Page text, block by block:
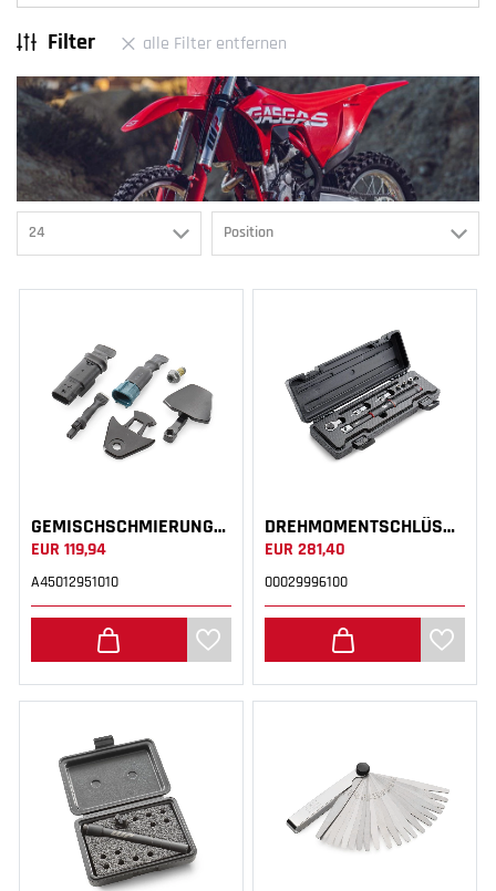
Filter alle Filter entfernen
GEMISCHSCHMIERUNGS-UMRÜSTKIT
EUR 119,94
A45012951010
DREHMOMENTSCHLÜSSEL
EUR 281,40
00029996100